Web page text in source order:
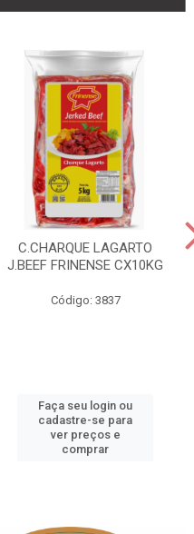
C.CHARQUE LAGARTO
J.BEEF FRINENSE CX10KG
Código: 3837
Faça seu login ou
cadastre-se para
ver preços e
comprar